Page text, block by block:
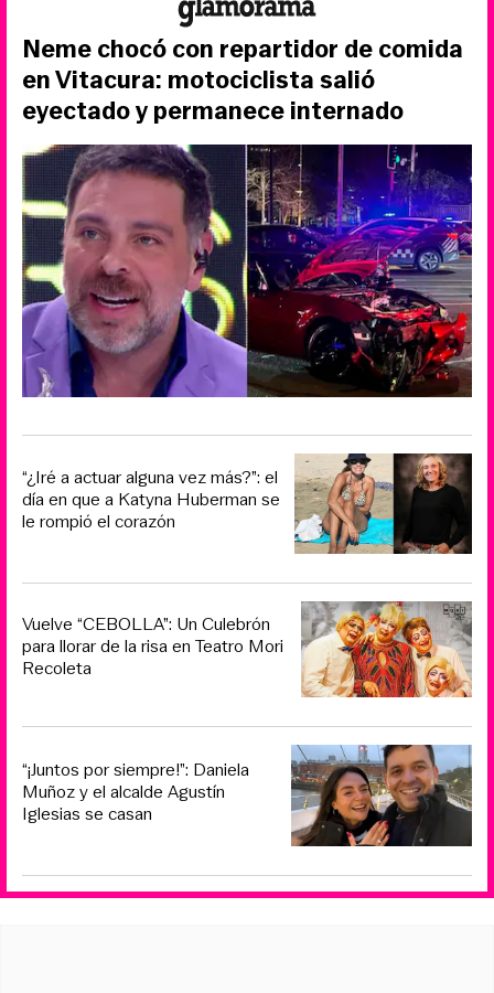
Neme chocó con repartidor de comida
en Vitacura: motociclista salió
eyectado y permanece internado
“¿Iré a actuar alguna vez más?”: el
día en que a Katyna Huberman se
le rompió el corazón
Vuelve “CEBOLLA”: Un Culebrón
para llorar de la risa en Teatro Mori
Recoleta
“¡Juntos por siempre!”: Daniela
Muñoz y el alcalde Agustín
Iglesias se casan